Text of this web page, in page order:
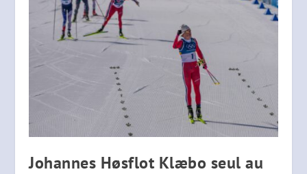
Johannes Høsflot Klæbo seul au